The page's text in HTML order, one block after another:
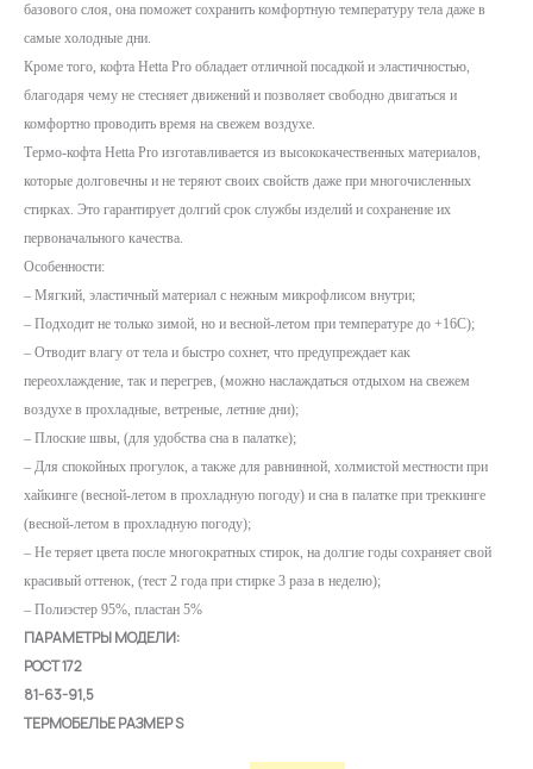
базового слоя, она поможет сохранить комфортную температуру тела даже в
самые холодные дни.
Кроме того, кофта Hetta Pro обладает отличной посадкой и эластичностью,
благодаря чему не стесняет движений и позволяет свободно двигаться и
комфортно проводить время на свежем воздухе.
Термо-кофта Hetta Pro изготавливается из высококачественных материалов,
которые долговечны и не теряют своих свойств даже при многочисленных
стирках. Это гарантирует долгий срок службы изделий и сохранение их
первоначального качества.
Особенности:
– Мягкий, эластичный материал с нежным микрофлисом внутри;
– Подходит не только зимой, но и весной-летом при температуре до +16С);
– Отводит влагу от тела и быстро сохнет, что предупреждает как
переохлаждение, так и перегрев, (можно наслаждаться отдыхом на свежем
воздухе в прохладные, ветреные, летние дни);
– Плоские швы, (для удобства сна в палатке);
– Для спокойных прогулок, а также для равнинной, холмистой местности при
хайкинге (весной-летом в прохладную погоду) и сна в палатке при треккинге
(весной-летом в прохладную погоду);
– Не теряет цвета после многократных стирок, на долгие годы сохраняет свой
красивый оттенок, (тест 2 года при стирке 3 раза в неделю);
– Полиэстер 95%, пластан 5%
ПАРАМЕТРЫ МОДЕЛИ:
РОСТ 172
81-63-91,5
ТЕРМОБЕЛЬЕ РАЗМЕР S